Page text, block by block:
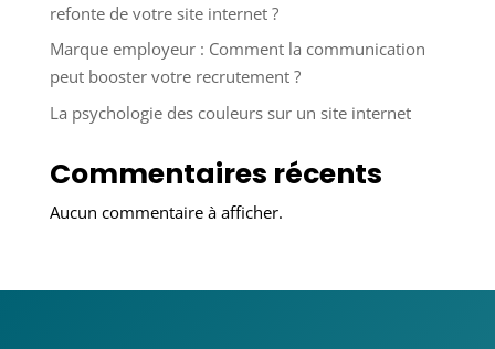
refonte de votre site internet ?
Marque employeur : Comment la communication
peut booster votre recrutement ?
La psychologie des couleurs sur un site internet
Commentaires récents
Aucun commentaire à afficher.